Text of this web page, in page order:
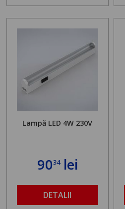
Lampă LED 4W 230V
9034lei
DETALII